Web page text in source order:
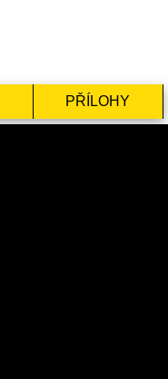
PŘÍLOHY